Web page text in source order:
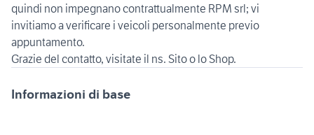
quindi non impegnano contrattualmente RPM srl; vi
invitiamo a verificare i veicoli personalmente previo
appuntamento.
Grazie del contatto, visitate il ns. Sito o lo Shop.
Informazioni di base